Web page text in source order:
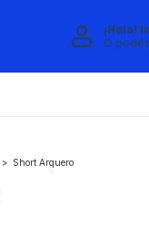
¡Hola!
O
> Short Arquero